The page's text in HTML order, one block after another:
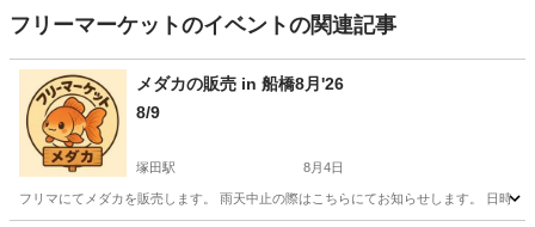
フリーマーケットのイベントの関連記事
メダカの販売 in 船橋8月'26
8/9
塚田駅 8月4日
フリマにてメダカを販売します。 雨天中止の際はこちらにてお知らせします。 日時